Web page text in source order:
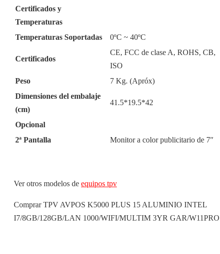
Certificados y
Temperaturas
Temperaturas Soportadas
0ºC ~ 40ºC
Certificados
CE, FCC de clase A, ROHS, CB,
ISO
Peso
7 Kg. (Apróx)
Dimensiones del embalaje
(cm)
41.5*19.5*42
Opcional
2ª Pantalla
Monitor a color publicitario de 7″
Ver otros modelos de equipos tpv
Comprar TPV AVPOS K5000 PLUS 15 ALUMINIO INTEL
I7/8GB/128GB/LAN 1000/WIFI/MULTIM 3YR GAR/W11PRO